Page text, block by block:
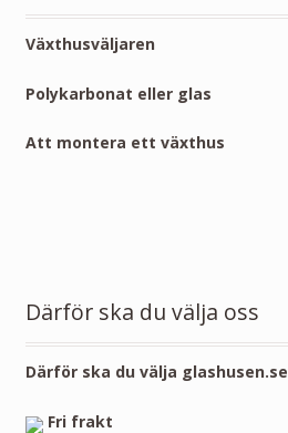
Växthusväljaren
Polykarbonat eller glas
Att montera ett växthus
Därför ska du välja oss
Därför ska du välja glashusen.se
Fri frakt